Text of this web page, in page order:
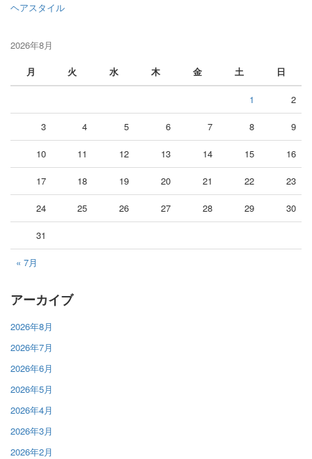
ヘアスタイル
2026年8月
月
火 水 木 金 土 日
« 7月
1 2
3 4 5 6 7 8 9
10 11 12 13 14 15 16
17 18 19 20 21 22 23
24 25 26 27 28 29 30
31
アーカイブ
2026年8月
2026年7月
2026年6月
2026年5月
2026年4月
2026年3月
2026年2月